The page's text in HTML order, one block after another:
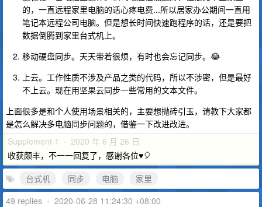
的，一直远程家里电脑的话心疼电费...所以居家办公期间一直用
笔记本远程公司电脑。但是想长时间快速跑程序的话，还是要把
数据倒腾到家里台式机上。
移动硬盘同步。天天带着很烦，有时也会忘记同步。😂
上云。工作性质不涉及产品之类的代码，所以不涉密，但是最好
不上云。现在用坚果云同步一些常用的文本文件。
上面很多是和个人使用场景相关的，主要想抛砖引玉，请教下大家都
是怎么解决多电脑同步问题的，借鉴一下改进改进。
Supplement 1 · 2020 年 6 月 26 日
收获颇丰，不一一回复了，感谢各位♥🎈
台式机
同步 电脑
家里
49 replies • 2020-06-28 11:24:30 +08:00